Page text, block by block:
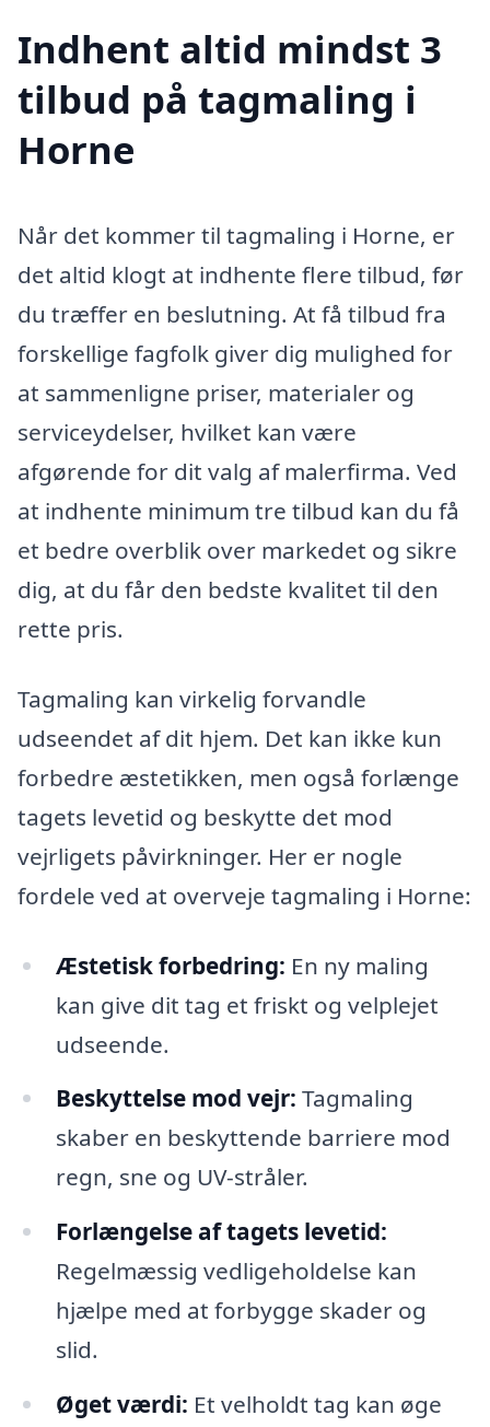
Indhent altid mindst 3
tilbud på tagmaling i
Horne
Når det kommer til tagmaling i Horne, er
det altid klogt at indhente flere tilbud, før
du træffer en beslutning. At få tilbud fra
forskellige fagfolk giver dig mulighed for
at sammenligne priser, materialer og
serviceydelser, hvilket kan være
afgørende for dit valg af malerfirma. Ved
at indhente minimum tre tilbud kan du få
et bedre overblik over markedet og sikre
dig, at du får den bedste kvalitet til den
rette pris.
Tagmaling kan virkelig forvandle
udseendet af dit hjem. Det kan ikke kun
forbedre æstetikken, men også forlænge
tagets levetid og beskytte det mod
vejrligets påvirkninger. Her er nogle
fordele ved at overveje tagmaling i Horne:
Æstetisk forbedring: En ny maling
kan give dit tag et friskt og velplejet
udseende.
Beskyttelse mod vejr: Tagmaling
skaber en beskyttende barriere mod
regn, sne og UV-stråler.
Forlængelse af tagets levetid:
Regelmæssig vedligeholdelse kan
hjælpe med at forbygge skader og
slid.
Øget værdi: Et velholdt tag kan øge